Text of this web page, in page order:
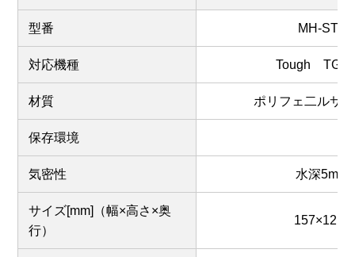
型番 MH-
対応機種 Tough TG-
材質 ポリフェ二ルサ
保存環境
気密性 水深5m相
サイズ[mm]（幅×高さ×奥
行）